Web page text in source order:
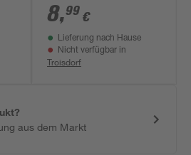
safran 300 ml
8,99 €
Lieferung nach Hause
Nicht verfügbar in
Troisdorf
aus dem Markt